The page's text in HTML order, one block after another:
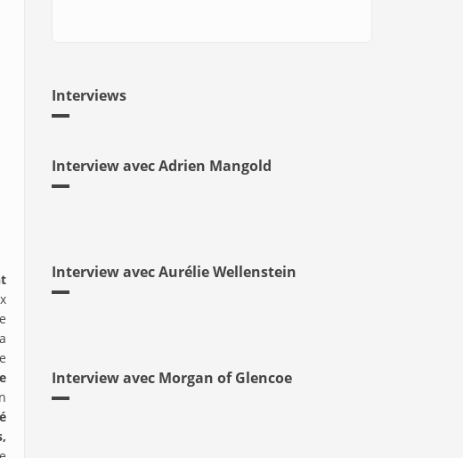
Interviews
Interview avec Adrien Mangold
Interview avec Aurélie Wellenstein
Interview avec Morgan of Glencoe